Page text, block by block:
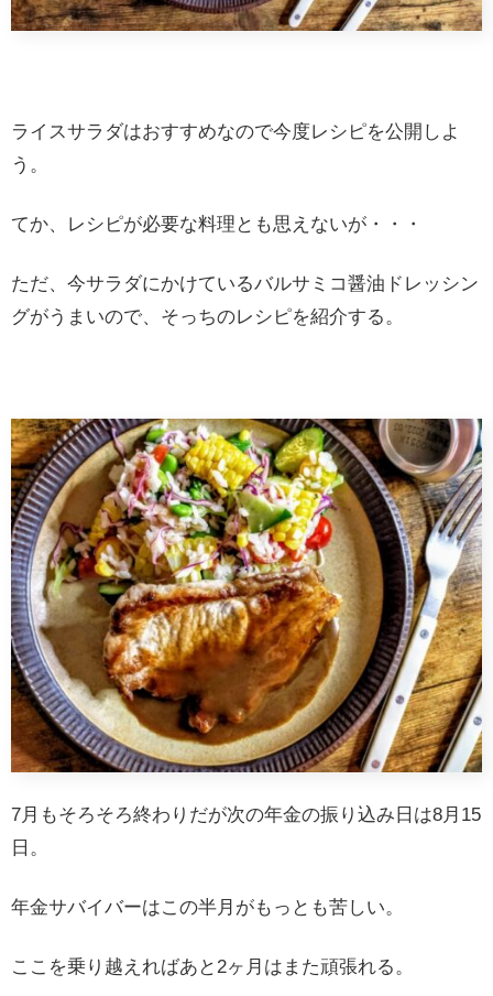
ライスサラダはおすすめなので今度レシピを公開しよ
う。
てか、レシピが必要な料理とも思えないが・・・
ただ、今サラダにかけているバルサミコ醤油ドレッシン
グがうまいので、そっちのレシピを紹介する。
7月もそろそろ終わりだが次の年金の振り込み日は8月15
日。
年金サバイバーはこの半月がもっとも苦しい。
ここを乗り越えればあと2ヶ月はまた頑張れる。